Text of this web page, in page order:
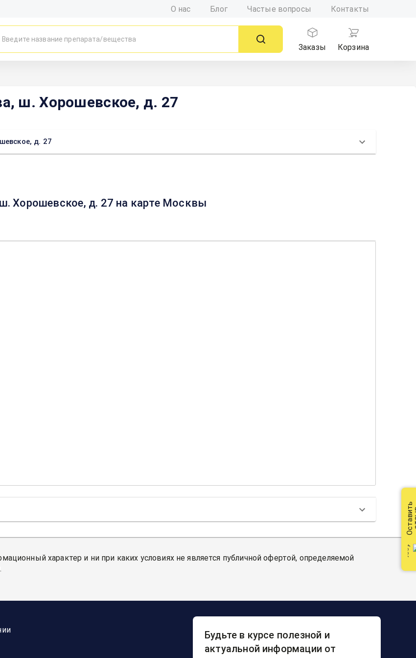
О нас Блог Частые вопросы Контакты
Заказы
Корзина
ш. Хорошевское, д. 27
д. 27
Хорошевское, д. 27 на карте Москвы
характер и ни при каких условиях не является публичной офертой, определяемой
Будьте в курсе полезной и
актуальной информации от
Оставить